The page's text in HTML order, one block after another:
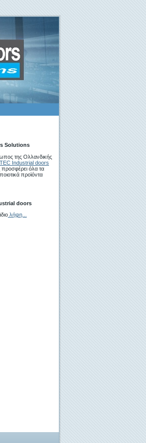
Solutions
της Ολλανδικής
Industrial doors
όλα τα
προϊόντα
doors
λήψη...